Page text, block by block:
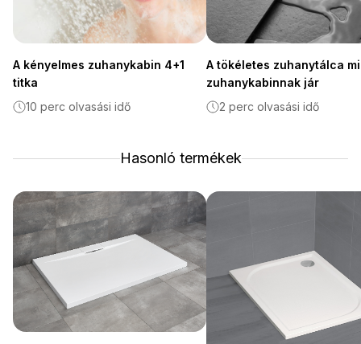
A kényelmes zuhanykabin 4+1
titka
10 perc olvasási idő
A tökéletes zuhanytálca
zuhanykabinnak jár
2 perc olvasási idő
Hasonló termékek